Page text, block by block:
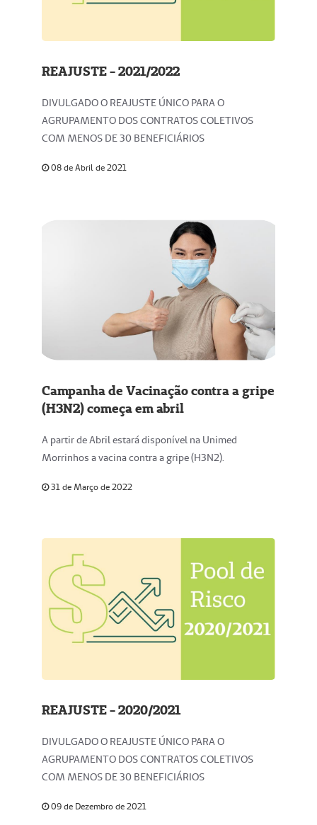
REAJUSTE - 2021/2022
DIVULGADO O REAJUSTE ÚNICO PARA O
AGRUPAMENTO DOS CONTRATOS COLETIVOS
COM MENOS DE 30 BENEFICIÁRIOS
08 de Abril de 2021
Campanha de Vacinação contra a gripe
(H3N2) começa em abril
A partir de Abril estará disponível na Unimed
Morrinhos a vacina contra a gripe (H3N2).
31 de Março de 2022
REAJUSTE - 2020/2021
DIVULGADO O REAJUSTE ÚNICO PARA O
AGRUPAMENTO DOS CONTRATOS COLETIVOS
COM MENOS DE 30 BENEFICIÁRIOS
09 de Dezembro de 2021